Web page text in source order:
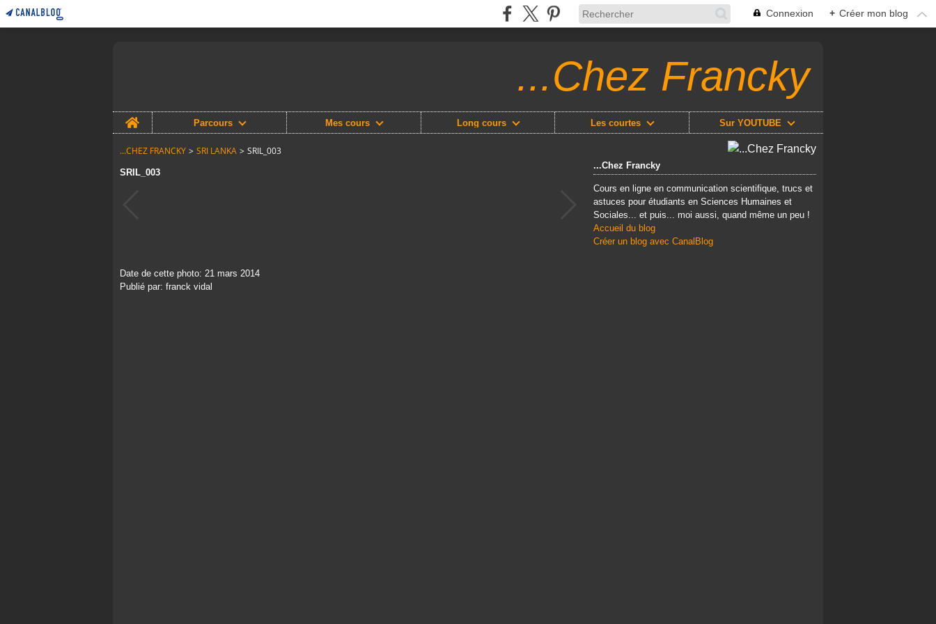
Connexion + Créer mon blog
...Chez Francky
Home
Parcours Mes cours Long cours Les courtes Sur YOUTUBE
...CHEZ FRANCKY > SRI LANKA > SRIL_003
SRIL_003
Date de cette photo: 21 mars 2014
Publié par: franck vidal
...Chez Francky
Cours en ligne en communication scientifique, trucs et
astuces pour étudiants en Sciences Humaines et
Sociales... et puis... moi aussi, quand même un peu !
Accueil du blog
Créer un blog avec CanalBlog